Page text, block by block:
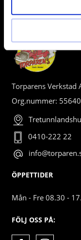
Torparens Verkstad
Org.nummer:
0410-222 22
ÖPPETTIDER
Mån - Fre 08.30 -
FÖLJ OSS PÅ: